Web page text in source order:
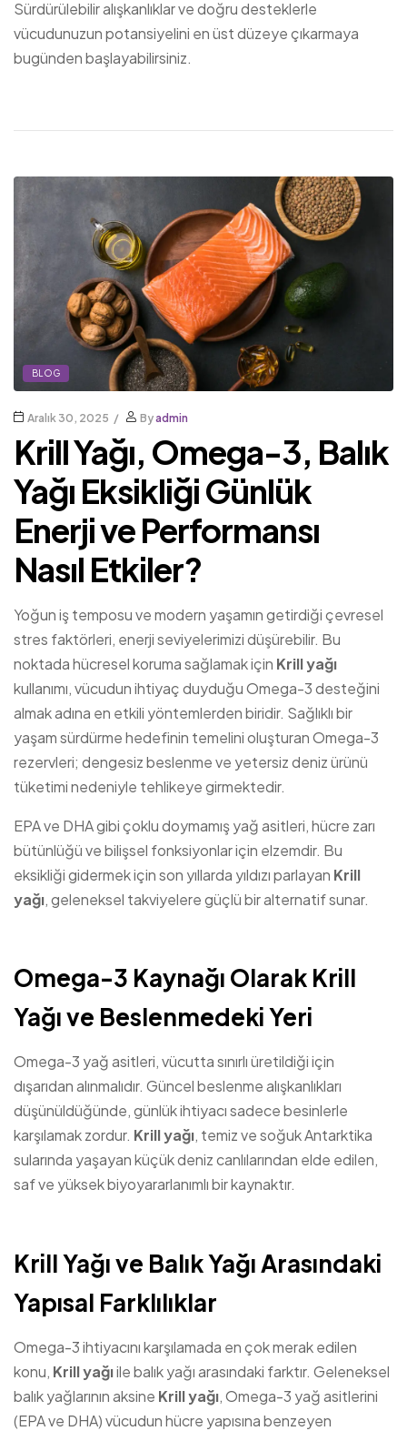
Sürdürülebilir alışkanlıklar ve doğru desteklerle
vücudunuzun potansiyelini en üst düzeye çıkarmaya
bugünden başlayabilirsiniz.
BLOG
Aralık 30, 2025 Byadmin
Krill Yağı, Omega-3, Balık
Yağı Eksikliği Günlük
Enerji ve Performansı
Nasıl Etkiler?
Yoğun iş temposu ve modern yaşamın getirdiği çevresel
stres faktörleri, enerji seviyelerimizi düşürebilir. Bu
noktada hücresel koruma sağlamak için Krill yağı
kullanımı, vücudun ihtiyaç duyduğu Omega-3 desteğini
almak adına en etkili yöntemlerden biridir. Sağlıklı bir
yaşam sürdürme hedefinin temelini oluşturan Omega-3
rezervleri; dengesiz beslenme ve yetersiz deniz ürünü
tüketimi nedeniyle tehlikeye girmektedir.
EPA ve DHA gibi çoklu doymamış yağ asitleri, hücre zarı
bütünlüğü ve bilişsel fonksiyonlar için elzemdir. Bu
eksikliği gidermek için son yıllarda yıldızı parlayan Krill
yağı, geleneksel takviyelere güçlü bir alternatif sunar.
Omega-3 Kaynağı Olarak Krill
Yağı ve Beslenmedeki Yeri
Omega-3 yağ asitleri, vücutta sınırlı üretildiği için
dışarıdan alınmalıdır. Güncel beslenme alışkanlıkları
düşünüldüğünde, günlük ihtiyacı sadece besinlerle
karşılamak zordur. Krill yağı, temiz ve soğuk Antarktika
sularında yaşayan küçük deniz canlılarından elde edilen,
saf ve yüksek biyoyararlanımlı bir kaynaktır.
Krill Yağı ve Balık Yağı Arasındaki
Yapısal Farklılıklar
Omega-3 ihtiyacını karşılamada en çok merak edilen
konu, Krill yağıile balık yağı arasındaki farktır. Geleneksel
balık yağlarının aksine Krill yağı, Omega-3 yağ asitlerini
(EPA ve DHA) vücudun hücre yapısına benzeyen